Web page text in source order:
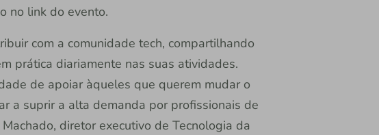
no link do evento.
com a comunidade tech, compartilhando
prática diariamente nas suas atividades.
de apoiar àqueles que querem mudar o
a suprir a alta demanda por profissionais de
diretor executivo de Tecnologia da